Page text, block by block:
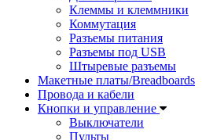
Клеммы и клеммники
Коммутация
Разъемы питания
Разъемы под USB
Штыревые разъемы
Макетные платы/Breadboards
Провода и кабели
Кнопки и управление
Выключатели
Пульты